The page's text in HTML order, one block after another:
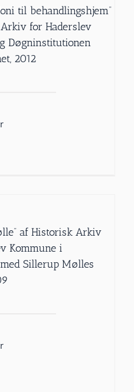
til behandlingshjem”
for Haderslev
Døgninstitutionen
2012
af Historisk Arkiv
Kommune i
Sillerup Mølles